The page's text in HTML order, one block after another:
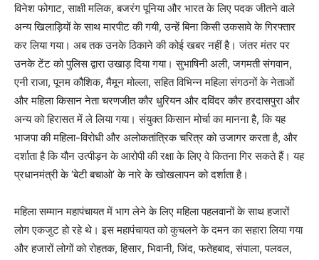
विनेश फोगाट, साक्षी मलिक, बजरंग पूनिया और भारत के लिए पदक जीतने वाले
अन्य खिलाड़ियों के साथ मारपीट की गयी, उन्हें बिना किसी उकसावे के गिरफ्तार
कर लिया गया। अब तक उनके ठिकाने की कोई खबर नहीं है। जंतर मंतर पर
उनके टेंट को पुलिस द्वारा उखाड़ दिया गया। सुभाषिनी अली, जगमती संगवान,
एनी राजा, पूनम कौशिक, मैमून मोल्ला, सहित विभिन्न महिला संगठनों के नेताओं
और महिला किसान नेता चरणजीत कौर धुरियन और दविंदर कौर हरदासपुरा और
अन्य को हिरासत में ले लिया गया। संयुक्त किसान मोर्चा का मानना है, कि यह
भाजपा की महिला-विरोधी और अलोकतांत्रिक चरित्र को उजागर करता है, और
दर्शाता है कि यौन उत्पीड़न के आरोपी की रक्षा के लिए वे कितना गिर सकते हैं। यह
प्रधानमंत्री के ‘बेटी बचाओ’ के नारे के खोखलापन को दर्शाता है।
महिला सम्मान महापंचायत में भाग लेने के लिए महिला पहलवानों के साथ हजारों
लोग एकजुट हो रहे थे। इस महापंचायत को कुचलने के दमन का सहारा लिया गया
और हजारों लोगों को रोहतक, हिसार, भिवानी, जिंद, फतेहबाद, संपाला, पलवल,